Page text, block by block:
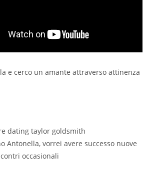
e cerco un amante attraverso attinenza
Antonella, vorrei avere successo nuove
occasionali